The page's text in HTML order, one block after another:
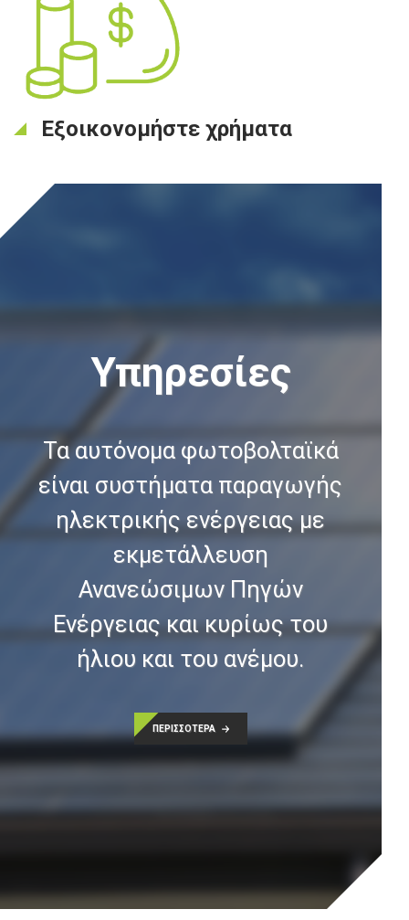
Εξοικονομήστε χρήματα
Υπηρεσίες
Τα αυτόνομα φωτοβολταϊκά
είναι συστήματα παραγωγής
ηλεκτρικής ενέργειας με
εκμετάλλευση
Ανανεώσιμων Πηγών
Ενέργειας και κυρίως του
ήλιου και του ανέμου.
ΠΕΡΙΣΣΟΤΕΡΑ